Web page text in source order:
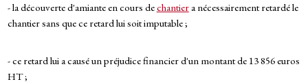
- la découverte d'amiante en cours dechantiera nécessairement retardé le
chantier sans que ce retard lui soit imputable ;
- ce retard lui a causé un préjudice financier d'un montant de 13 856 euros
HT ;